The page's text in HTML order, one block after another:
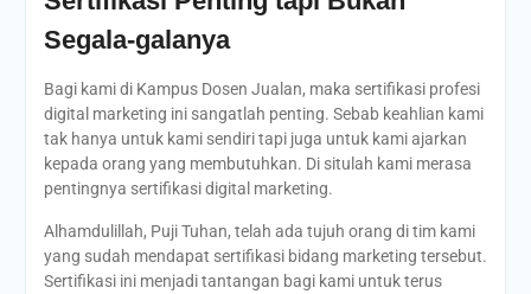
Segala-galanya
Bagi kami di Kampus Dosen Jualan, maka sertifikasi profesi
digital marketing ini sangatlah penting. Sebab keahlian kami
tak hanya untuk kami sendiri tapi juga untuk kami ajarkan
kepada orang yang membutuhkan. Di situlah kami merasa
pentingnya sertifikasi digital marketing.
Alhamdulillah, Puji Tuhan, telah ada tujuh orang di tim kami
yang sudah mendapat sertifikasi bidang marketing tersebut.
Sertifikasi ini menjadi tantangan bagi kami untuk terus